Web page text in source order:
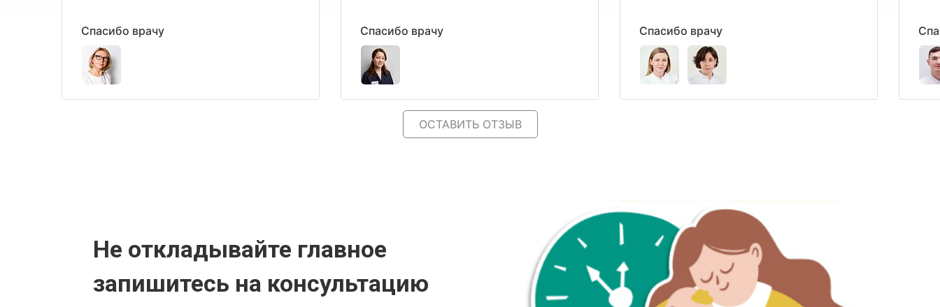
Спасибо врачу Спасибо врачу Спасибо врачу
ОСТАВИТЬ ОТЗЫВ
Не откладывайте главное
запишитесь на консультацию